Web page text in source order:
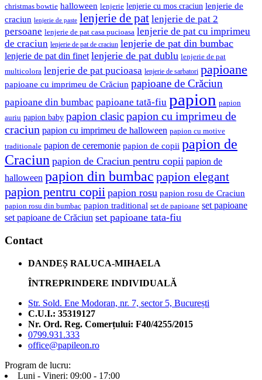
christmas bowtie halloween lenjerie lenjerie cu mos craciun lenjerie de
craciun lenjerie de paste lenjerie de pat lenjerie de pat 2
persoane lenjerie de pat casa pucioasa lenjerie de pat cu imprimeu
de craciun lenjerie de pat de craciun lenjerie de pat din bumbac
lenjerie de pat din finet lenjerie de pat dublu lenjerie de pat
multicolora lenjerie de pat pucioasa lenjerie de sarbatori papioane
papioane cu imprimeu de Crăciun papioane de Crăciun
papioane din bumbac papioane tată-fiu papion papion
auriu papion baby papion clasicpapion cu imprimeu de
craciun papion cu imprimeu de halloween papion cu motive
traditionale papion de ceremonie papion de copii papion de
Craciun papion de Craciun pentru copii papion de
halloween papion din bumbac papion elegant
papion pentru copii papion rosu papion rosu de Craciun
papion rosu din bumbac papion traditional set de papioane set papioane
set papioane de Crăciun set papioane tata-fiu
Contact
DANDEȘ RALUCA-MIHAELA
ÎNTREPRINDERE INDIVIDUALĂ
Str. Sold. Ene Modoran, nr. 7, sector 5, București
C.U.I.: 35319127
Nr. Ord. Reg. Comerțului: F40/4255/2015
0799.931.333
office@papileon.ro
Program de lucru:
Luni - Vineri: 09:00 - 17:00